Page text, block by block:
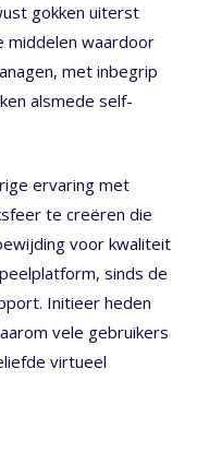
gokken uiterst
middelen waardoor
met inbegrip
alsmede self-
ervaring met
te creëren die
voor kwaliteit
sinds de
Initieer heden
vele gebruikers
virtueel